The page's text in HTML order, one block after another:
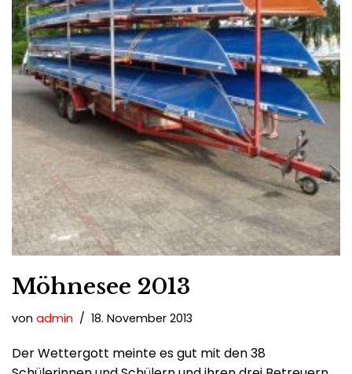
Möhnesee 2013
von admin 18. November 2013
Der Wettergott meinte es gut mit den 38